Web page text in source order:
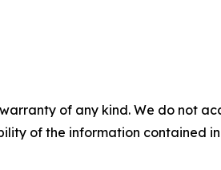
of any kind. We do not
of the information contained